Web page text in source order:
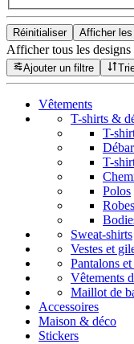
Réinitialiser Afficher
Afficher tous les designs
Ajouter un filtre
Vêtements
T-shirts &
T-
T-
Polos
Sweat-shirts
Vestes et
Pantalons
Vêtements
Maillot de
Accessoires
Maison & déco
Stickers